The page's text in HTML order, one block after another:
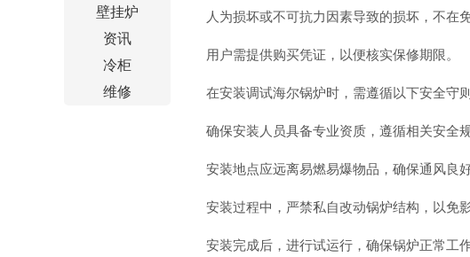
壁挂炉
资讯
冷柜
维修
人为损坏或不可抗力因素导致的损坏，不在
用户需提供购买凭证，以便核实保修期限。
在安装调试海尔锅炉时，需遵循以下安全守则
确保安装人员具备专业资质，遵循相关安全
安装地点应远离易燃易爆物品，确保通风良好
安装过程中，严禁私自改动锅炉结构，以免
安装完成后，进行试运行，确保锅炉正常工作